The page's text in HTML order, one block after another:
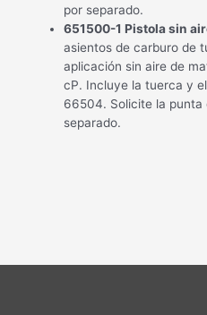
por separado.
651500-1 Pistola sin
asientos de carburo de
aplicación sin aire de
cP. Incluye la tuerca y
66504. Solicite la punta
separado.